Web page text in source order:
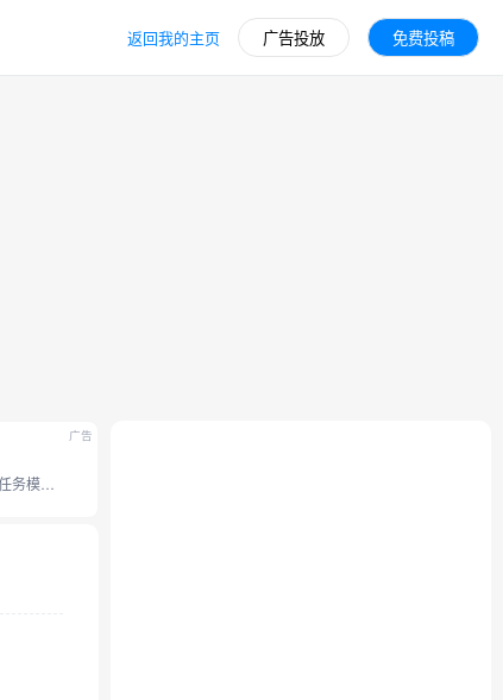
返回我的主页 广告投放 免费投稿
广告